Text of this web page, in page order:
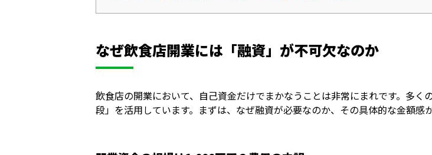
なぜ飲食店開業には「融資」が不可欠なのか
飲食店の開業において、自己資金だけでまかなうことは非常にまれです。多
段」を活用しています。まずは、なぜ融資が必要なのか、その具体的な金額感